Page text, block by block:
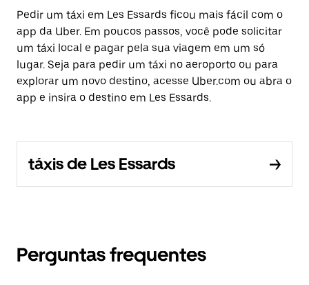
Pedir um táxi em Les Essards ficou mais fácil com o
app da Uber. Em poucos passos, você pode solicitar
um táxi local e pagar pela sua viagem em um só
lugar. Seja para pedir um táxi no aeroporto ou para
explorar um novo destino, acesse Uber.com ou abra o
app e insira o destino em Les Essards.
táxis de Les Essards
Perguntas frequentes